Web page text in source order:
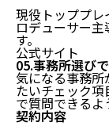
現役トッププ
ロデューサー
す。
公式サイト
05.事務所選び
気になる事務
たいチェック
で質問できるよ
契約内容